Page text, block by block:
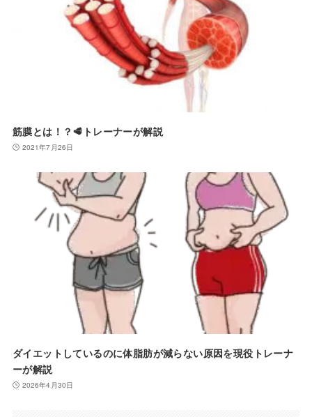
筋膜とは！？🥩トレーナーが解説
2021年7月26日
ダイエットしているのに体脂肪が減らない原因を現役トレーナ
ーが解説
2026年4月30日